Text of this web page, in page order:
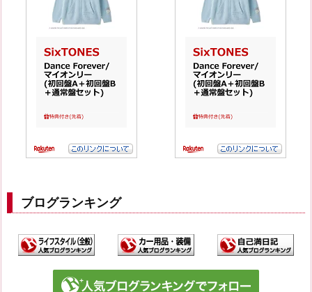
ブログランキング